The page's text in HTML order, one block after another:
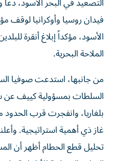
فيدان روسيا وأوكرانيا لوقف
الأسود، مؤكداً إبلاغ أنقرة
الملاحة البحرية.
من جانبها، استدعت صوفيا
السلطات بمسؤولية كييف
بلغاريا، وانفجرت قرب
غاز ذي أهمية استراتيجية.
تحليل قطع الحطام أظهر أن